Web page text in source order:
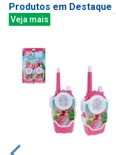
Produtos em Destaque
Veja mais